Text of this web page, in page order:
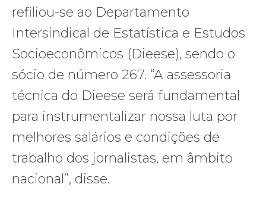
refiliou-se ao Departamento
Intersindical de Estatística e Estudos
Socioeconômicos (Dieese), sendo o
sócio de número 267. “A assessoria
técnica do Dieese será fundamental
para instrumentalizar nossa luta por
melhores salários e condições de
trabalho dos jornalistas, em âmbito
nacional”, disse.